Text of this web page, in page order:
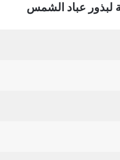
لبذور عباد الشمس